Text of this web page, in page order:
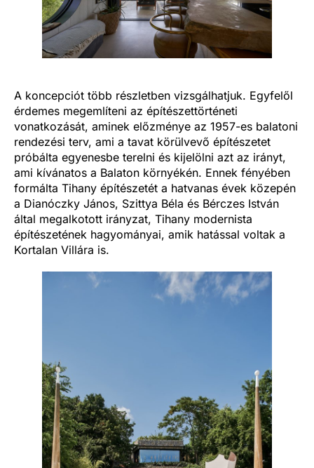
A koncepciót több részletben vizsgálhatjuk. Egyfelől
érdemes megemlíteni az építészettörténeti
vonatkozását, aminek előzménye az 1957-es balatoni
rendezési terv, ami a tavat körülvevő építészetet
próbálta egyenesbe terelni és kijelölni azt az irányt,
ami kívánatos a Balaton környékén. Ennek fényében
formálta Tihany építészetét a hatvanas évek közepén
a Dianóczky János, Szittya Béla és Bérczes István
által megalkotott irányzat, Tihany modernista
építészetének hagyományai, amik hatással voltak a
Kortalan Villára is.